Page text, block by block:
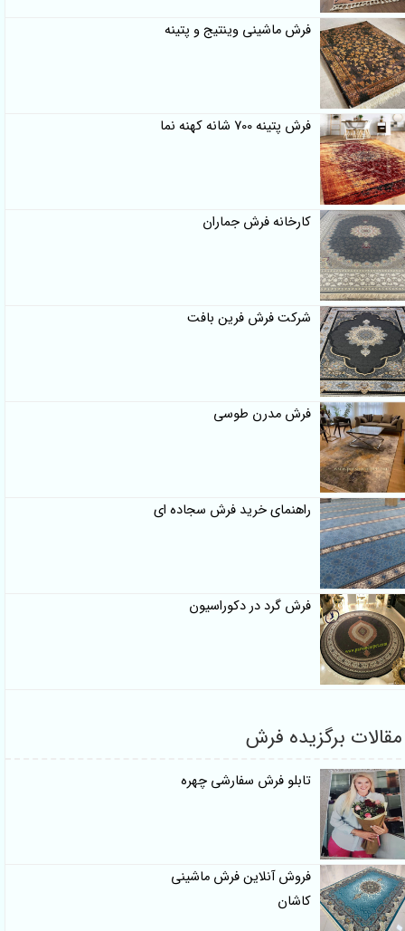
فرش ماشینی وینتیج و پتینه
فرش پتینه 700 شانه کهنه نما
کارخانه فرش جماران
شرکت فرش فرین بافت
فرش مدرن طوسی
راهنمای خرید فرش سجاده ای
فرش گرد در دکوراسیون
مقالات برگزیده فرش
تابلو فرش سفارشی چهره
فروش آنلاین فرش ماشینی
کاشان